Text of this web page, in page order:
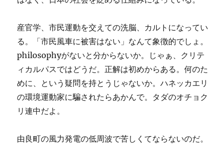
産官学、市民運動を交えての洗脳、カルトになってい
る。「市民風車に被害はない」なんて象徴的でしょ。
philosophyがないと分からないか。じゃぁ、クリテ
ィカルパスではどうだ。正解は初めからある。何のた
めに、という疑問を持とうじゃないか。ハネッカエリ
の環境運動家に騙されたらあかんで。タダのオチョク
リ連中だよ。
由良町の風力発電の低周波で苦しくてならないのだ。